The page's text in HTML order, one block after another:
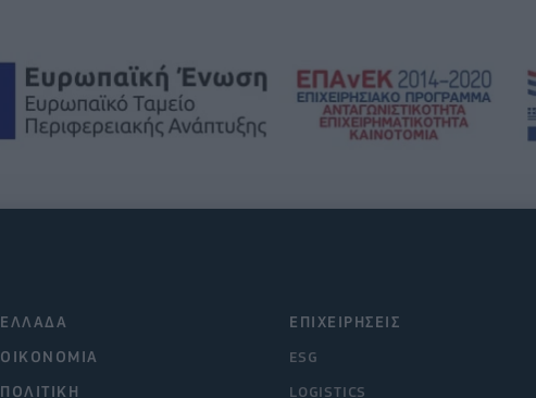
ΕΠΙΧΕΙΡΗΣΕΙΣ
ESG
LOGISTICS
ΕΛΛΑΔΑ
ΟΙΚΟΝΟΜΙΑ
ΠΟΛΙΤΙΚΗ